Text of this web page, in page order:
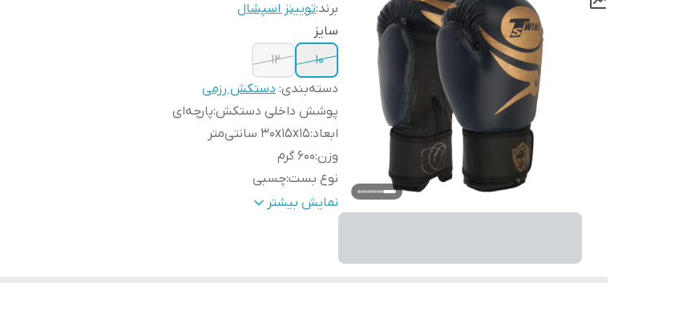
برند:تویینز اسپشال
سایز
۱۰
۱۲
دسته‌بندی: دستکش رزمی
پوشش داخلی دستکش:پارچه‌ای
ابعاد:30x15x15 سانتی‌متر
وزن:600 گرم
نوع بست:چسبی
جنس چرم
نمایش بیشتر